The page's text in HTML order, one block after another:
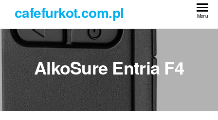
treści
cafefurkot.com.pl Menu
AlkoSure Entria F4